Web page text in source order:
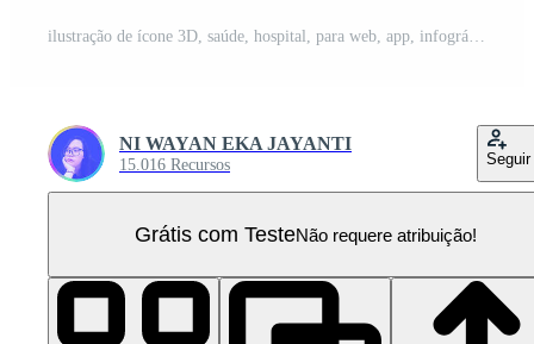
ilustração de ícone 3D, saúde, hospital, para web, app, infográfico PNG Pro
NI WAYAN EKA JAYANTI
15.016 Recursos Seguir
Grátis com TesteNão requere atribuição!